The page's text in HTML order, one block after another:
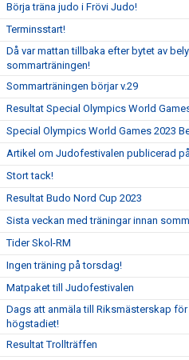
Börja träna judo i Frövi Judo!
Terminsstart!
Då var mattan tillbaka efter bytet av
sommarträningen!
Sommarträningen börjar v.29
Resultat Special Olympics World
Special Olympics World Games 2023
Artikel om Judofestivalen publicerad
Stort tack!
Resultat Budo Nord Cup 2023
Sista veckan med träningar innan
Tider Skol-RM
Ingen träning på torsdag!
Matpaket till Judofestivalen
Dags att anmäla till Riksmästerskap
högstadiet!
Resultat Trollträffen